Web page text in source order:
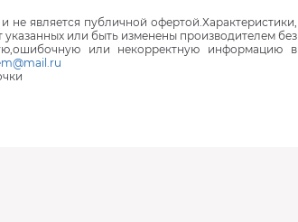
является публичной офертой.Характеристики,
или быть изменены производителем без
или некорректную информацию в